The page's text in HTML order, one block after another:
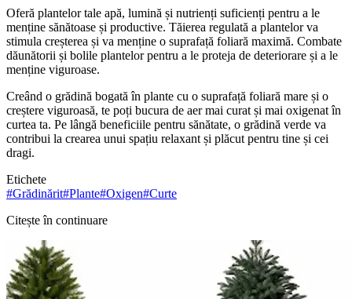
Oferă plantelor tale apă, lumină și nutrienți suficienți pentru a le
menține sănătoase și productive. Tăierea regulată a plantelor va
stimula creșterea și va menține o suprafață foliară maximă. Combate
dăunătorii și bolile plantelor pentru a le proteja de deteriorare și a le
menține viguroase.
Creând o grădină bogată în plante cu o suprafață foliară mare și o
creștere viguroasă, te poți bucura de aer mai curat și mai oxigenat în
curtea ta. Pe lângă beneficiile pentru sănătate, o grădină verde va
contribui la crearea unui spațiu relaxant și plăcut pentru tine și cei
dragi.
Etichete
#Grădinărit#Plante#Oxigen#Curte
Citește în continuare